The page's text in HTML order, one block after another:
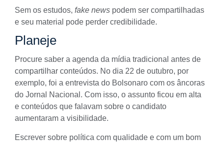
Sem os estudos, fake news podem ser compartilhadas
e seu material pode perder credibilidade.
Planeje
Procure saber a agenda da mídia tradicional antes de
compartilhar conteúdos. No dia 22 de outubro, por
exemplo, foi a entrevista do Bolsonaro com os âncoras
do Jornal Nacional. Com isso, o assunto ficou em alta
e conteúdos que falavam sobre o candidato
aumentaram a visibilidade.
Escrever sobre política com qualidade e com um bom